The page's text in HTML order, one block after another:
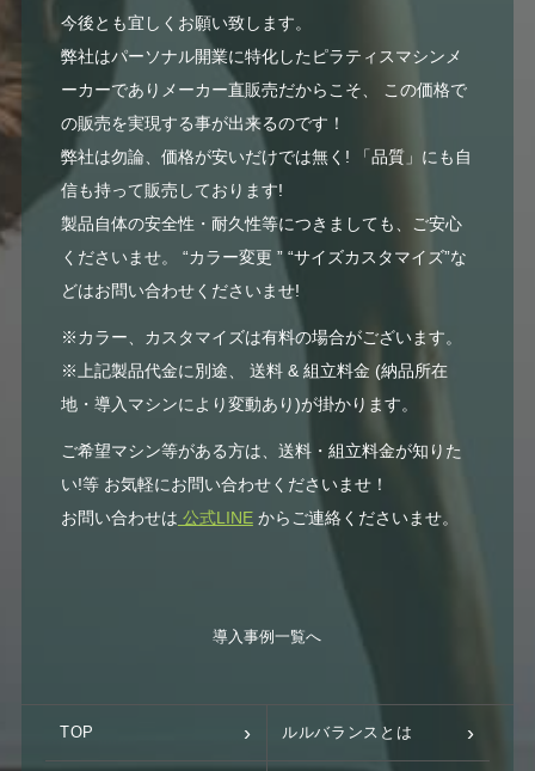
今後とも宜しくお願い致します。
弊社はパーソナル開業に特化したピラティスマシンメ
ーカーでありメーカー直販売だからこそ、 この価格で
の販売を実現する事が出来るのです！
弊社は勿論、価格が安いだけでは無く! 「品質」にも自
信も持って販売しております!
製品自体の安全性・耐久性等につきましても、ご安心
くださいませ。 “カラー変更 ” “サイズカスタマイズ”な
どはお問い合わせくださいませ!
※カラー、カスタマイズは有料の場合がございます。
※上記製品代金に別途、 送料 & 組立料金 (納品所在
地・導入マシンにより変動あり)が掛かります。
ご希望マシン等がある方は、送料・組立料金が知りた
い!等 お気軽にお問い合わせくださいませ！
お問い合わせは 公式LINEからご連絡くださいませ。
導入事例一覧へ
TOP ルルバランスとは